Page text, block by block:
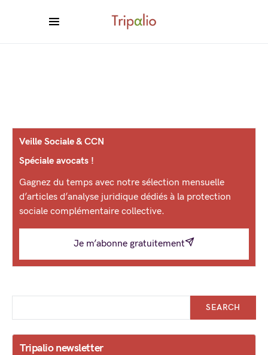
Veille Sociale & CCN
Spéciale avocats !
Gagnez du temps avec notre sélection mensuelle
d’articles d’analyse juridique dédiés à la protection
sociale complémentaire collective.
Je m’abonne gratuitement
SEARCH
Tripalio newsletter